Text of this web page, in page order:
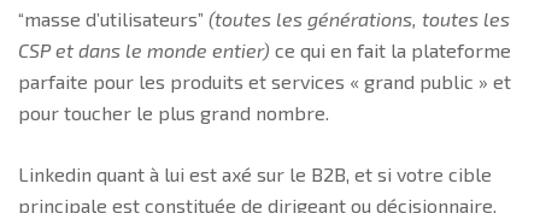
“masse d’utilisateurs” (toutes les générations, toutes les
CSP et dans le monde entier) ce qui en fait la plateforme
parfaite pour les produits et services « grand public » et
pour toucher le plus grand nombre.
Linkedin quant à lui est axé sur le B2B, et si votre cible
principale est constituée de dirigeant ou décisionnaire,